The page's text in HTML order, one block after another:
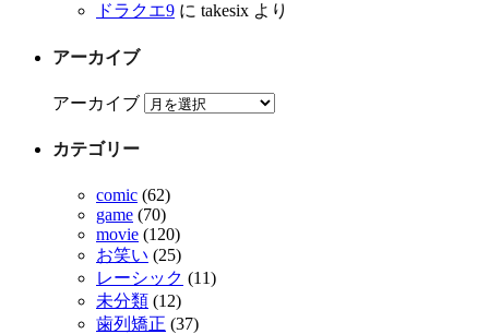
ドラクエ9 に takesix より
アーカイブ
アーカイブ
カテゴリー
comic (62)
game (70)
movie (120)
お笑い (25)
レーシック (11)
未分類 (12)
歯列矯正 (37)